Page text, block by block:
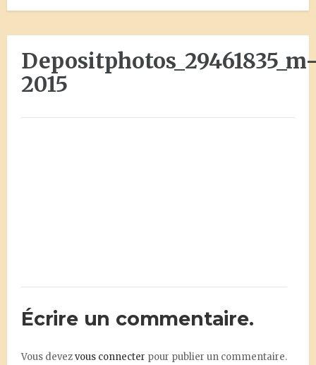
2015
Écrire un commentaire.
Vous devezvous connecter pour publier un commentaire.